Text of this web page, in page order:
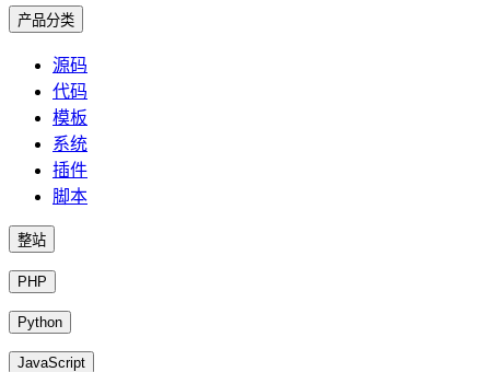
产品分类
源码
代码
模板
系统
插件
脚本
整站
PHP
Python
JavaScript